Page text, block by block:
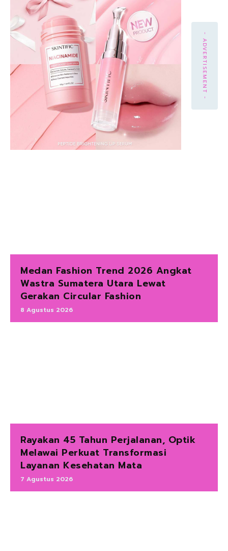
- ADVERTISEMENT -
Medan Fashion Trend 2026 Angkat
Wastra Sumatera Utara Lewat
Gerakan Circular Fashion
8 Agustus 2026
Rayakan 45 Tahun Perjalanan, Optik
Melawai Perkuat Transformasi
Layanan Kesehatan Mata
7 Agustus 2026